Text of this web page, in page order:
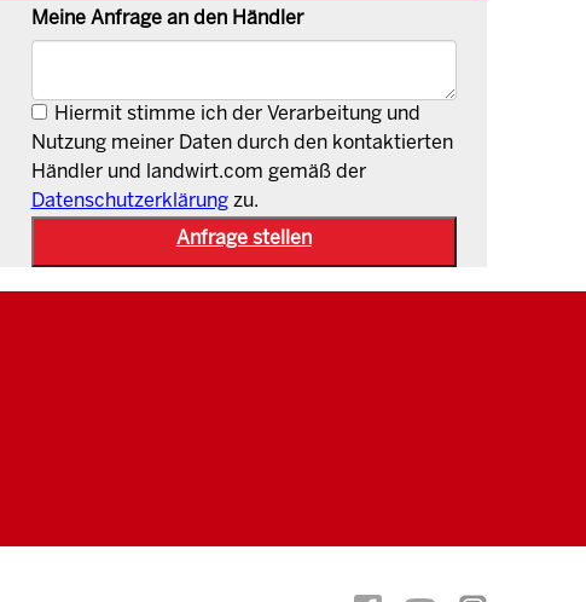
Meine Anfrage an den Händler
Hiermit stimme ich der Verarbeitung und
Nutzung meiner Daten durch den kontaktierten
Händler und landwirt.com gemäß der
Datenschutzerklärungzu.